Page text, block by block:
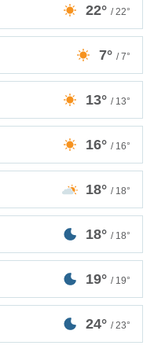
22° / 22°
7° / 7°
13° / 13°
16° / 16°
18° / 18°
18° / 18°
19° / 19°
24° / 23°